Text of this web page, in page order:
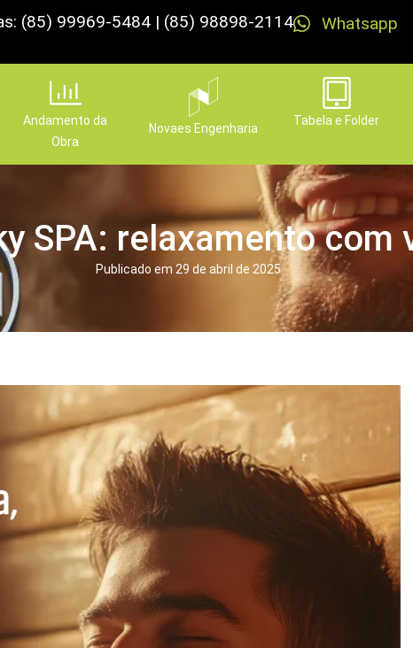
(85) 99969-5484 | (85) 98898-2114 Whatsapp
Andamento da
Obra
Novaes Engenharia
Tabela e Folder
SPA: relaxamento
Publicado em 29 de abril de 2025